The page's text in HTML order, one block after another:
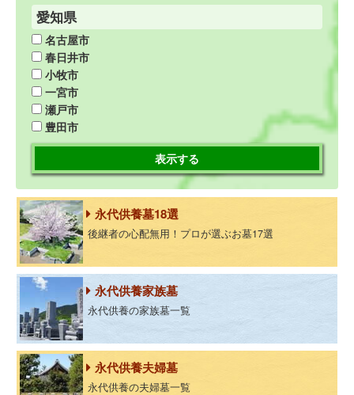
愛知県
名古屋市
春日井市
小牧市
一宮市
瀬戸市
豊田市
表示する
永代供養墓18選
後継者の心配無用！プロが選ぶお墓17選
永代供養家族墓
永代供養の家族墓一覧
永代供養夫婦墓
永代供養の夫婦墓一覧